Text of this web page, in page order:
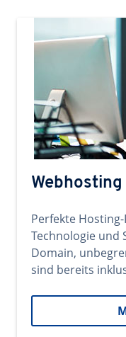
Webhosting
Perfekte
Technologie und
Domain,
sind bereits